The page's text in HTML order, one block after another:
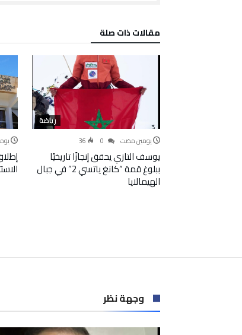
‫مقالات ذات صلة‬
رياضة
‫‫‫‏‫يومين مضت‬ 36
يوسف التازي يحقق إنجازًا تاريخيًا
ببلوغ قمة “كانغ ياتسي 2” في جبال
الهيمالايا
وجهة نظر